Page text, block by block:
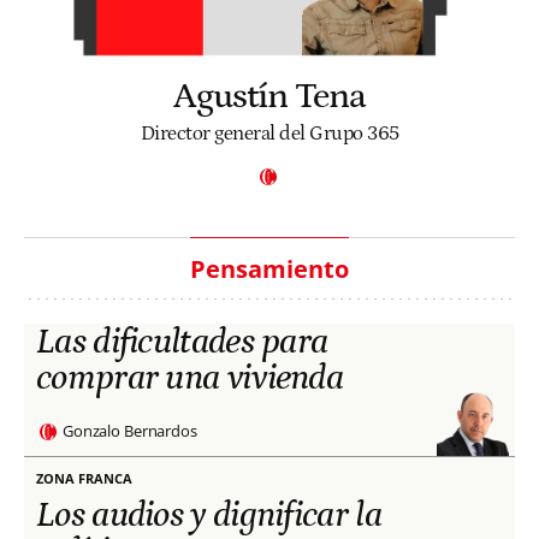
Agustín Tena
Director general del Grupo 365
Pensamiento
Las dificultades para
comprar una vivienda
Gonzalo Bernardos
ZONA FRANCA
Los audios y dignificar la